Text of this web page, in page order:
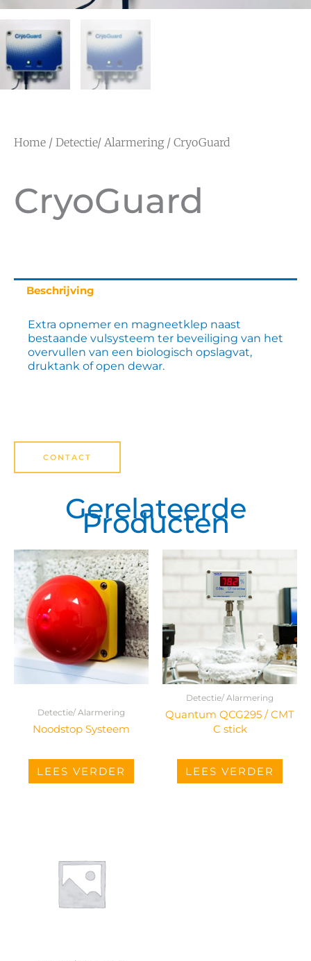
Home / Detectie/ Alarmering/ CryoGuard
CryoGuard
Beschrijving
Extra opnemer en magneetklep naast
bestaande vulsysteem ter beveiliging van het
overvullen van een biologisch opslagvat,
druktank of open dewar.
CONTACT
Gerelateerde
Producten
Detectie/ Alarmering
Noodstop Systeem
LEES VERDER
Detectie/ Alarmering
Quantum QCG295 / CMT
C stick
LEES VERDER